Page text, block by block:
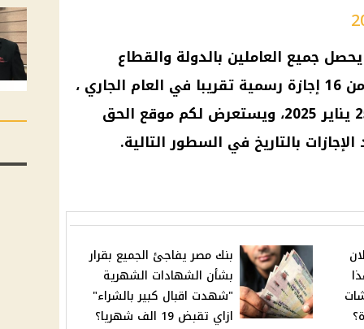
جميع العاملين بالدولة والقطاع
الحكومي والخاص على ما يقارب من 16 إجازة رسمية تقريبا في العام الجاري ،
وذلك بعدما انتهت عطلة إجازة 25 يناير 2025، ويستعرض لكم موقع الحق
بالتاريخ في السطور التالية.
بنك مصر يفاجئ الجميع بقرار
بشأن الشهادات الشهرية
"شهدت اقبال كبير بالشراء"
ازاي تقبض 19 الف شهريا؟